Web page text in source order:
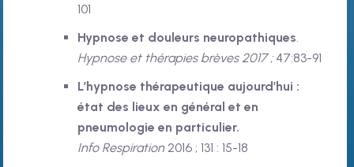
101
Hypnose et douleurs neuropathiques.
Hypnose et thérapies brèves 2017 ;47:83-91
L’hypnose thérapeutique aujourd’hui :
état des lieux en général et en
pneumologie en particulier.
Info Respiration 2016 ; 131 : 15-18